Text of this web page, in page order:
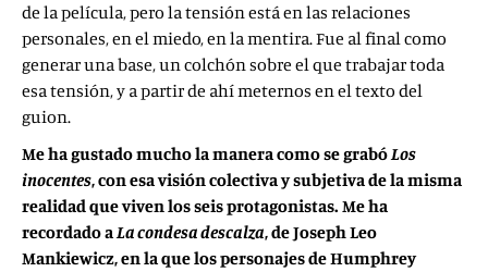
de la película, pero la tensión está en las relaciones
personales, en el miedo, en la mentira. Fue al final como
generar una base, un colchón sobre el que trabajar toda
esa tensión, y a partir de ahí meternos en el texto del
guion.
Me ha gustado mucho la manera como se grabóLos
inocentes, con esa visión colectiva y subjetiva de la misma
realidad que viven los seis protagonistas. Me ha
recordado aLa condesa descalza, de Joseph Leo
Mankiewicz, en la que los personajes de Humphrey